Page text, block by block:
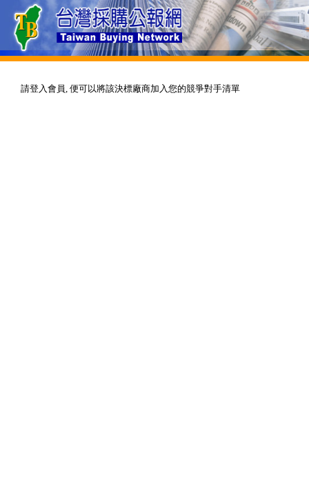
請登入會員, 便可以將該決標廠商加入您的競爭對手清單